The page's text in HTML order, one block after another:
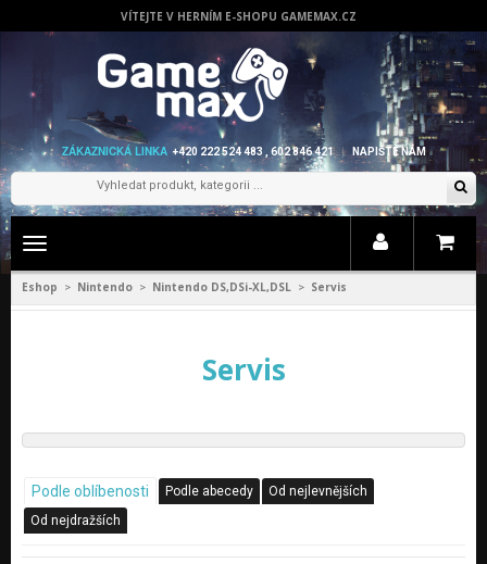
VÍTEJTE V HERNÍM E-SHOPU GAMEMAX.CZ
ZÁKAZNICKÁ LINKA +420 222 524 483 , 602 846 421 NAPIŠTE NÁM
Zobrazit
Eshop > Nintendo > Nintendo DS,DSi-XL,DSL > Servis
Servis
Podle oblíbenosti Podle abecedy
Od nejlevnějších
Od nejdražších